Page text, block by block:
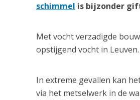
schimmel is bijzonder
Met vocht verzadigde
opstijgend vocht in
In extreme gevallen kan
via het metselwerk in de